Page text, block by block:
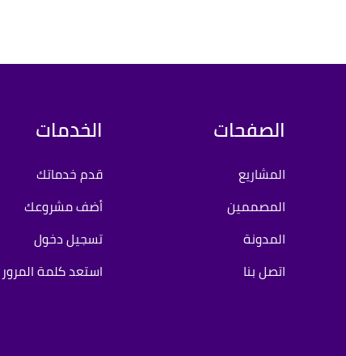
الصفحات
المشاريع
المصممين
المدونة
اتصل بنا
الخدمات
قدم خدماتك
أضف مشروعك
تسجيل دخول
استعد كلمة المرور